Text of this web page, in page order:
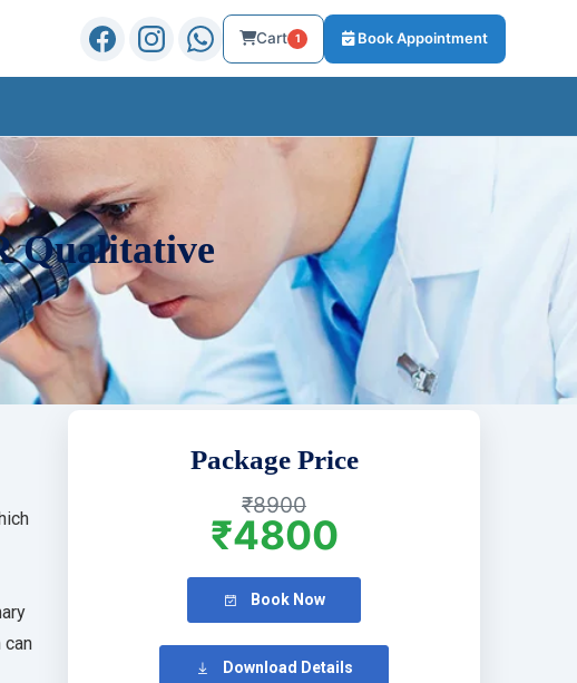
Cart 1 Book Appointment
Qualitative
can
Package Price
₹8900
₹4800
Book Now
Download Details